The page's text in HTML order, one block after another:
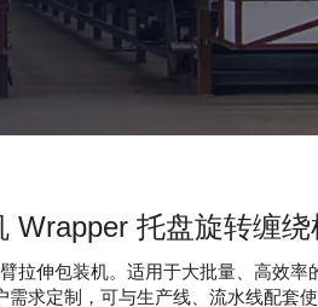
Wrapper 托盘旋转缠绕
拉伸包装机。适用于大批量、高效率
需求定制，可与生产线、流水线配套